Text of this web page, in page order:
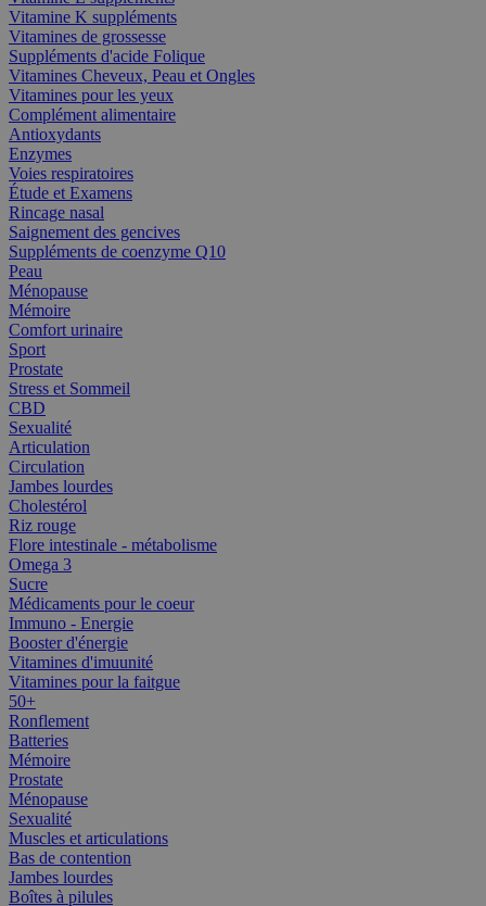
Vitamine K suppléments
Vitamines de grossesse
Suppléments d'acide Folique
Vitamines Cheveux, Peau et Ongles
Vitamines pour les yeux
Complément alimentaire
Antioxydants
Enzymes
Voies respiratoires
Étude et Examens
Rincage nasal
Saignement des gencives
Suppléments de coenzyme Q10
Peau
Ménopause
Mémoire
Comfort urinaire
Sport
Prostate
Stress et Sommeil
CBD
Sexualité
Articulation
Circulation
Jambes lourdes
Cholestérol
Riz rouge
Flore intestinale - métabolisme
Omega 3
Sucre
Médicaments pour le coeur
Immuno - Energie
Booster d'énergie
Vitamines d'imuunité
Vitamines pour la faitgue
50+
Ronflement
Batteries
Mémoire
Prostate
Ménopause
Sexualité
Muscles et articulations
Bas de contention
Jambes lourdes
Boîtes à pilules